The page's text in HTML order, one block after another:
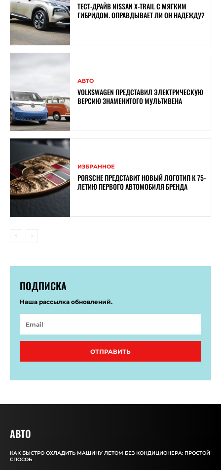
ТЕСТ-ДРАЙВ NISSAN X-TRAIL С МЯГКИМ
ГИБРИДОМ. ОПРАВДЫВАЕТ ЛИ ОН НАДЕЖДУ?
АВТО
VOLKSWAGEN ПРЕДСТАВИЛ ЭЛЕКТРИЧЕСКУЮ
ВЕРСИЮ ЗНАМЕНИТОГО МУЛЬТИВЕНА
ИЗБРАННОЕ
PORSCHE ПРЕДСТАВИТ НОВЫЙ ЛОГОТИП К 75-
ЛЕТИЮ ПЕРВОГО АВТОМОБИЛЯ БРЕНДА
ПОДПИСКА
Наша рассылка обновлений.
ОТПРАВИТЬ
АВТО
КАК БЫСТРО ОХЛАДИТЬ МАШИНУ ЛЕТОМ БЕЗ КОНДИЦИОНЕРА: ПРОСТОЙ
СПОСОБ